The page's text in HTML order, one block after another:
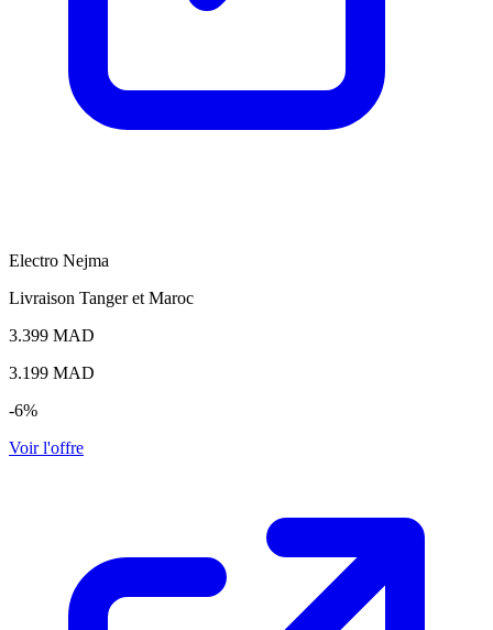
Electro Nejma
Livraison Tanger et Maroc
3.399 MAD
3.199 MAD
-6%
Voir l'offre